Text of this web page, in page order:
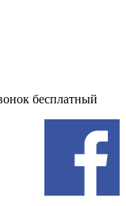
бесплатный